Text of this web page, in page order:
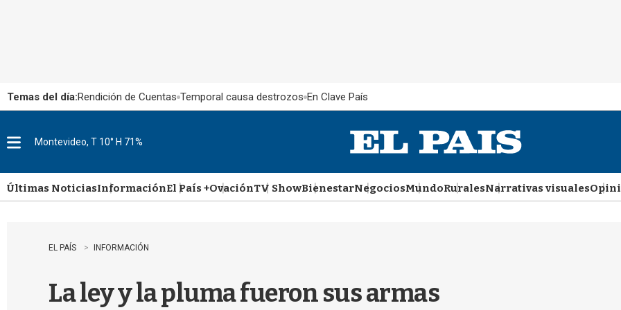
Temas del día:Rendición de Cuentas Temporal causa destrozos En Clave País
u
Montevideo, T 10° H 71%
Últimas NoticiasInformaciónEl País +OvaciónTV ShowBienestarNegociosMundoRuralesNarrativas visuales
EL PAÍS INFORMACIÓN
La ley y la pluma fueron sus armas